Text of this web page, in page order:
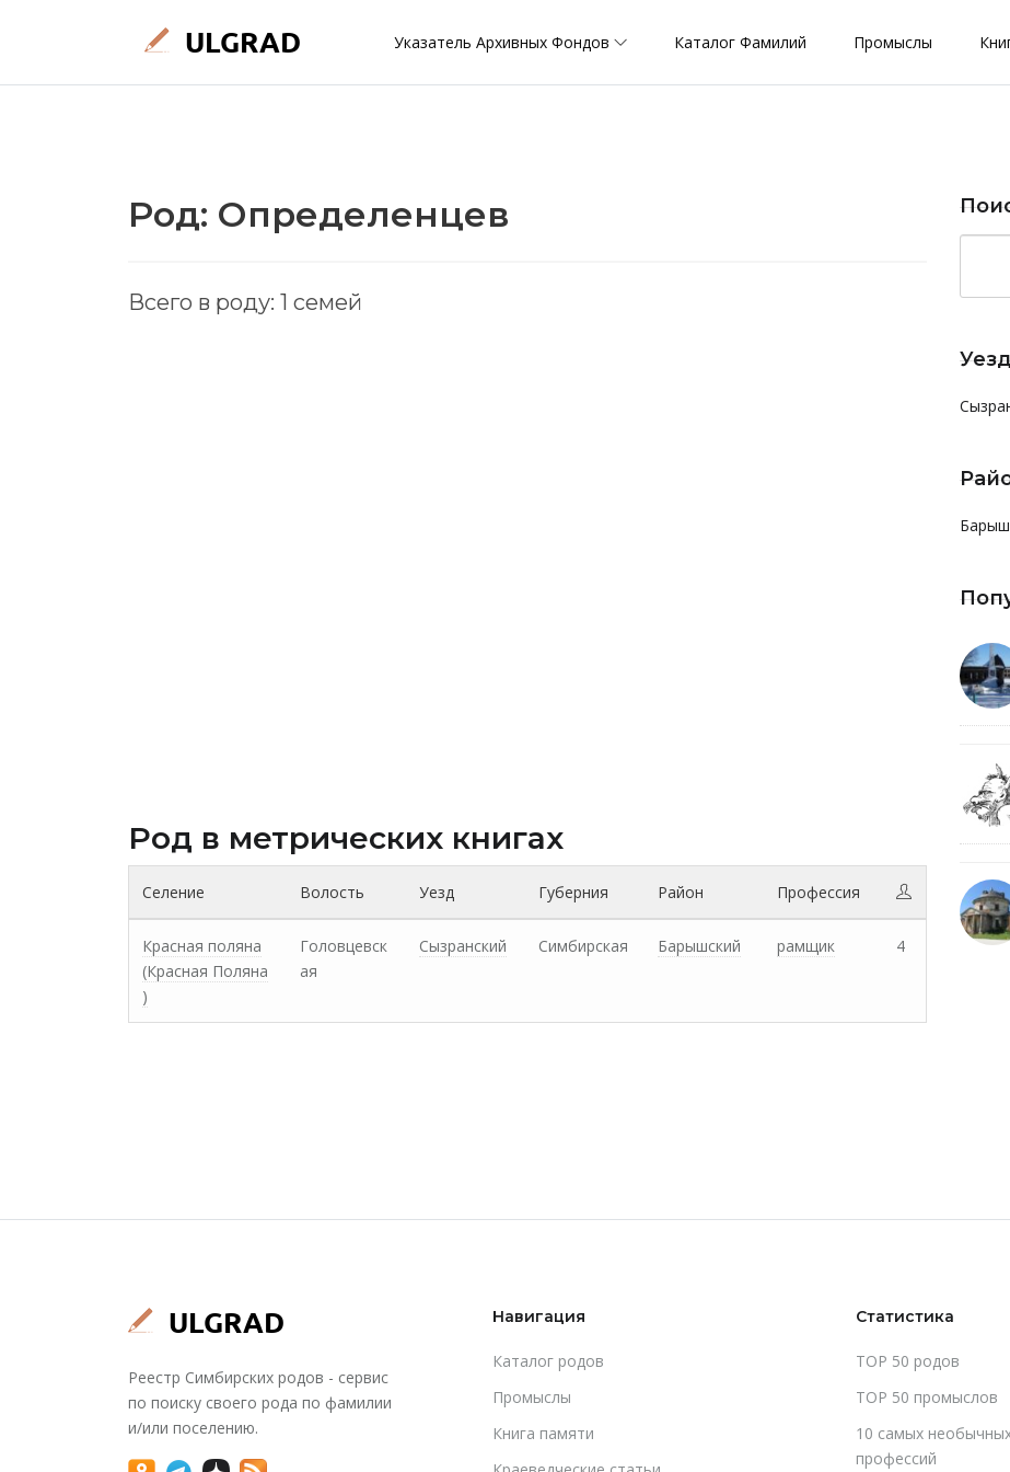
Указатель Архивных Фондов Каталог Фамилий Промыслы
Род: Определенцев
Всего в роду: 1 семей
Род в метрических книгах
Селение Волость Уезд Губерния Район Профессия
Красная поляна
(Красная Поляна
)
Головцевск
ая
Сызранский Симбирская Барышский рамщик 4
Реестр Симбирских родов - сервис
по поиску своего рода по фамилии
и/или поселению.
Навигация
Каталог родов
Промыслы
Книга памяти
Статистика
TOP 50 родов
TOP 50 промыслов
10 самых
профессий